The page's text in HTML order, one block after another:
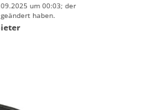
um 00:03; der
haben.